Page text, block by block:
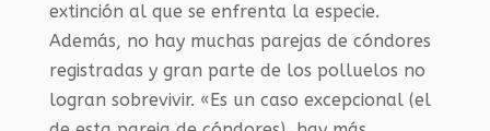
extinción al que se enfrenta la especie.
Además, no hay muchas parejas de cóndores
registradas y gran parte de los polluelos no
logran sobrevivir. «Es un caso excepcional (el